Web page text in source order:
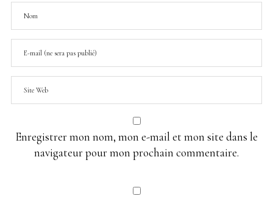
Enregistrer mon nom, mon e-mail et mon site dans le
navigateur pour mon prochain commentaire.